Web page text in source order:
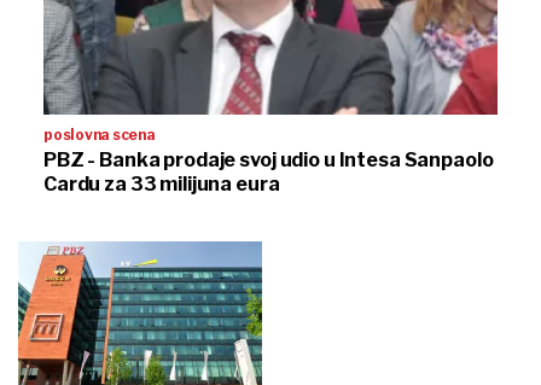
poslovna scena
PBZ - Banka prodaje svoj udio u Intesa Sanpaolo
Cardu za 33 milijuna eura